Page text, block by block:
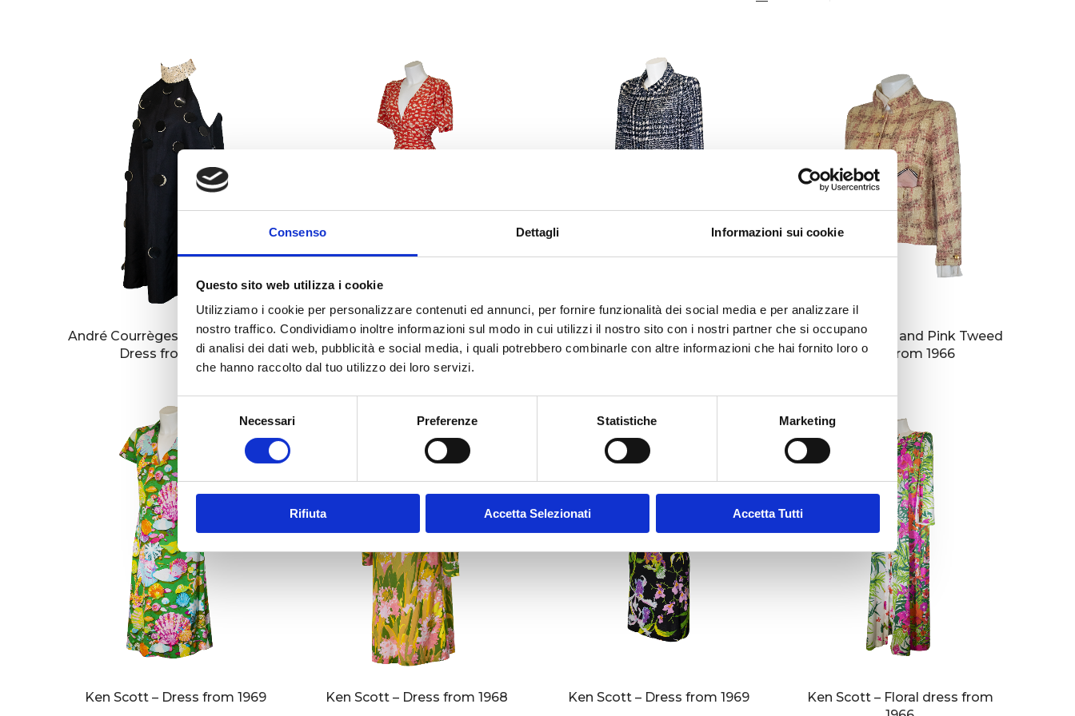
Consenso Dettagli Informazioni sui cookie
Questo sito web utilizza i cookie
Utilizziamo i cookie per personalizzare contenuti ed annunci, per fornire funzionalità dei social media e per analizzare il
nostro traffico. Condividiamo inoltre informazioni sul modo in cui utilizzi il nostro sito con i nostri partner che si occupano
di analisi dei dati web, pubblicità e social media, i quali potrebbero combinarle con altre informazioni che hai fornito loro o
che hanno raccolto dal tuo utilizzo dei loro servizi.
S
l
e
z
i
o
e
d
e
l
c
o
s
Necessari Preferenze Statistiche Marketing
Rifiuta Accetta Selezionati Accetta Tutti
André Courrèges – Black silk Mini
Dress from 1960s
André Courrèges – Dress from
1960s
Chanel – Blue Suit FW1968/1969
Chanel – Yellow and Pink Tweed
Jacket from 1966
Ken Scott – Dress from 1969 Ken Scott – Dress from 1968 Ken Scott – Dress from 1969
Ken Scott – Floral dress from